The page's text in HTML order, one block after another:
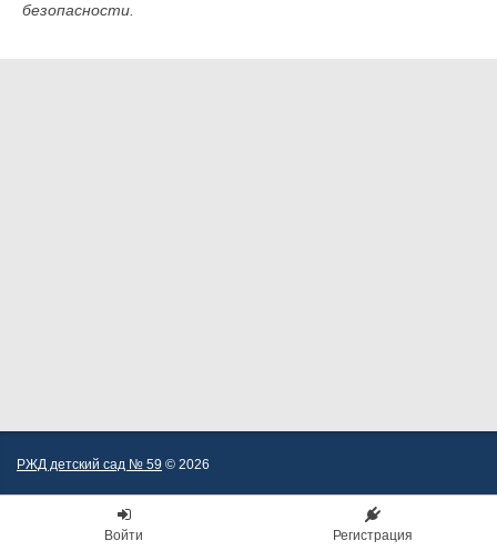
безопасности.
РЖД детский сад № 59 © 2026
Войти Регистрация